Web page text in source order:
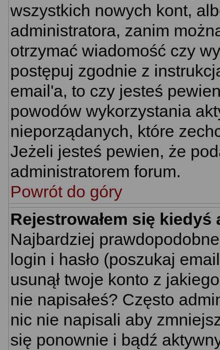
wszystkich nowych kont,
administratora, zanim
otrzymać wiadomość czy
postępuj zgodnie z
email'a, to czy jesteś
powodów wykorzystania
nieporządanych, które
Jeżeli jesteś pewien, że
administratorem forum.
Powrót do góry
Rejestrowałem się
Najbardziej
login i hasło (poszukaj
usunął twoje konto z
nie napisałeś? Często
nic nie napisali aby
się ponownie i bądź